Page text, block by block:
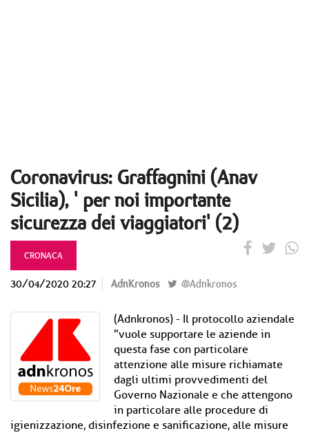
Coronavirus: Graffagnini (Anav
Sicilia), ' per noi importante
sicurezza dei viaggiatori' (2)
CRONACA
30/04/2020 20:27 AdnKronos @Adnkronos
(Adnkronos) - Il protocollo aziendale
"vuole supportare le aziende in
questa fase con particolare
attenzione alle misure richiamate
dagli ultimi provvedimenti del
Governo Nazionale e che attengono
in particolare alle procedure di
igienizzazione, disinfezione e sanificazione, alle misure